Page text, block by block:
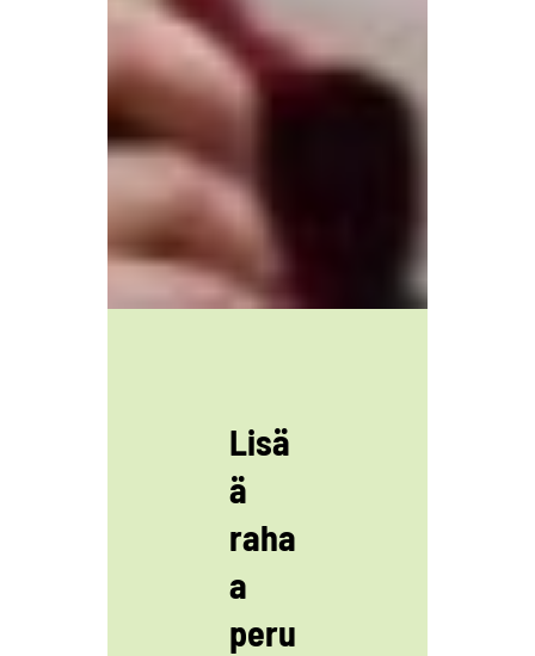
Lisä
ä
raha
a
peru